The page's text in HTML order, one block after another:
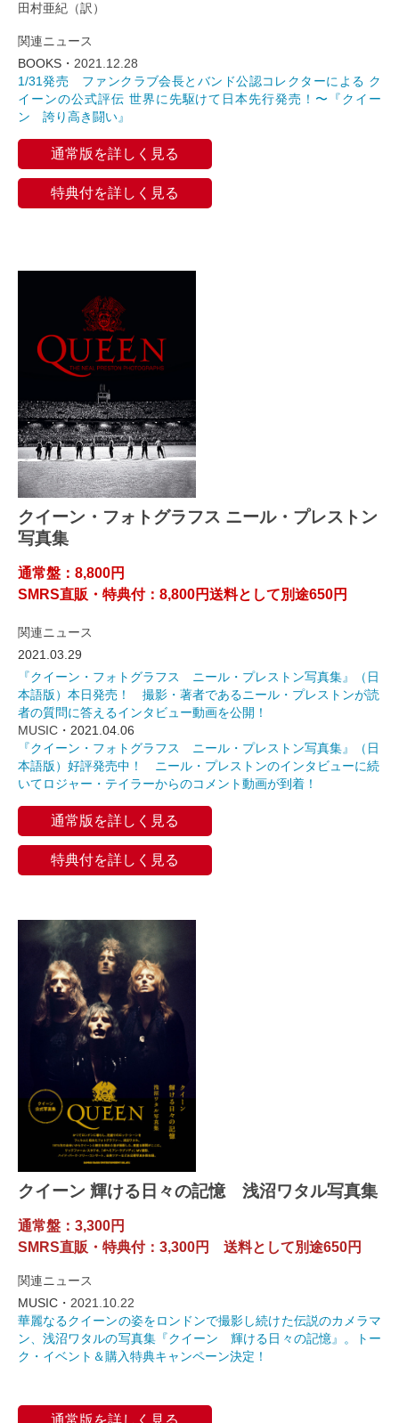
田村亜紀（訳）
関連ニュース
BOOKS・ 2021.12.28
1/31発売 ファンクラブ会長とバンド公認コレクターによる ク
イーンの公式評伝 世界に先駆けて日本先行発売！〜『クイー
ン 誇り高き闘い』
通常版を詳しく見る
特典付を詳しく見る
クイーン・フォトグラフス ニール・プレストン
写真集
通常盤：8,800円
SMRS直販・特典付：8,800円送料として別途650円
関連ニュース
2021.03.29
『クイーン・フォトグラフス ニール・プレストン写真集』（日
本語版）本日発売！ 撮影・著者であるニール・プレストンが読
者の質問に答えるインタビュー動画を公開！
MUSIC ・2021.04.06
『クイーン・フォトグラフス ニール・プレストン写真集』（日
本語版）好評発売中！ ニール・プレストンのインタビューに続
いてロジャー・テイラーからのコメント動画が到着！
通常版を詳しく見る
特典付を詳しく見る
クイーン 輝ける日々の記憶 浅沼ワタル写真集
通常盤：3,300円
SMRS直販・特典付：3,300円 送料として別途650円
関連ニュース
MUSIC・ 2021.10.22
華麗なるクイーンの姿をロンドンで撮影し続けた伝説のカメラマ
ン、浅沼ワタルの写真集『クイーン 輝ける日々の記憶』。トー
ク・イベント＆購入特典キャンペーン決定！
通常版を詳しく見る